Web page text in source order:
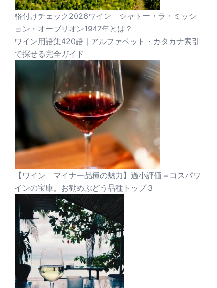
格付けチェック2026ワイン シャトー・ラ・ミッシ
ョン・オーブリオン1947年とは？
ワイン用語集420語｜アルファベット・カタカナ索引
で探せる完全ガイド
【ワイン マイナー品種の魅力】過小評価＝コスパワ
インの宝庫。お勧めぶどう品種トップ３